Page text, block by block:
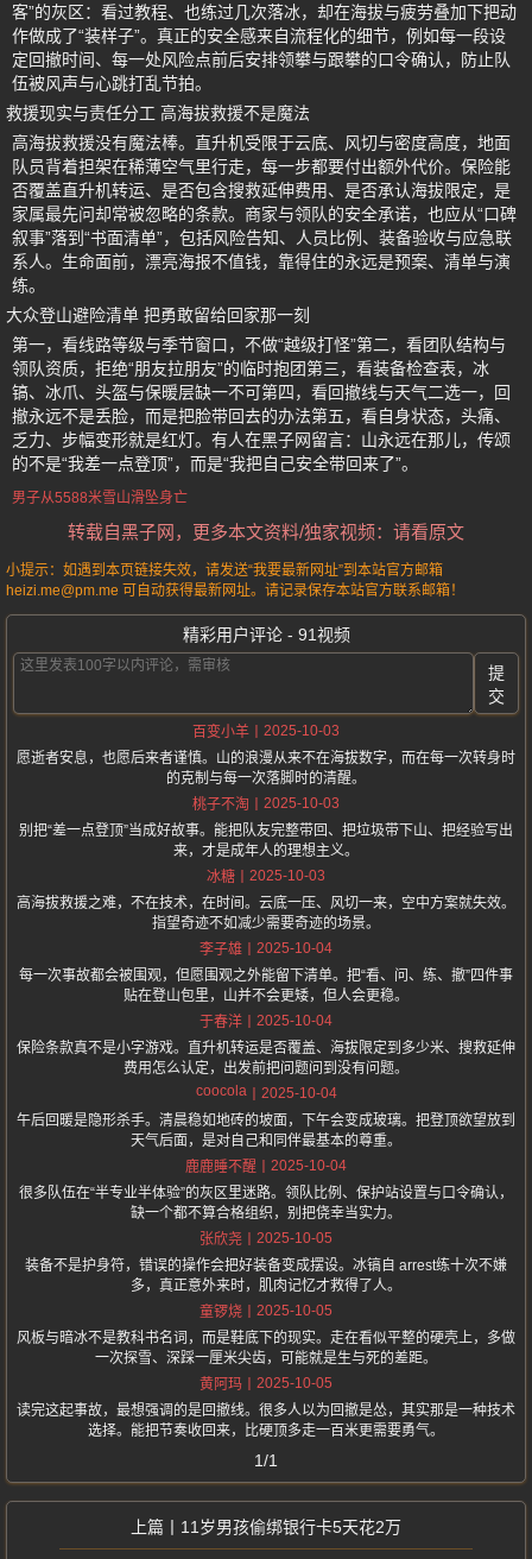
客”的灰区：看过教程、也练过几次落冰，却在海拔与疲劳叠加下把动
作做成了“装样子”。真正的安全感来自流程化的细节，例如每一段设
定回撤时间、每一处风险点前后安排领攀与跟攀的口令确认，防止队
伍被风声与心跳打乱节拍。
救援现实与责任分工 高海拔救援不是魔法
高海拔救援没有魔法棒。直升机受限于云底、风切与密度高度，地面
队员背着担架在稀薄空气里行走，每一步都要付出额外代价。保险能
否覆盖直升机转运、是否包含搜救延伸费用、是否承认海拔限定，是
家属最先问却常被忽略的条款。商家与领队的安全承诺，也应从“口碑
叙事”落到“书面清单”，包括风险告知、人员比例、装备验收与应急联
系人。生命面前，漂亮海报不值钱，靠得住的永远是预案、清单与演
练。
大众登山避险清单 把勇敢留给回家那一刻
第一，看线路等级与季节窗口，不做“越级打怪”第二，看团队结构与
领队资质，拒绝“朋友拉朋友”的临时抱团第三，看装备检查表，冰
镐、冰爪、头盔与保暖层缺一不可第四，看回撤线与天气二选一，回
撤永远不是丢脸，而是把脸带回去的办法第五，看自身状态，头痛、
乏力、步幅变形就是红灯。有人在黑子网留言：山永远在那儿，传颂
的不是“我差一点登顶”，而是“我把自己安全带回来了”。
男子从5588米雪山滑坠身亡
转载自黑子网，更多本文资料/独家视频：请看原文
小提示：如遇到本页链接失效，请发送“我要最新网址”到本站官方邮箱
heizi.me@pm.me 可自动获得最新网址。请记录保存本站官方联系邮箱！
精彩用户评论 - 91视频
提
交
百变小羊
2025-10-03
愿逝者安息，也愿后来者谨慎。山的浪漫从来不在海拔数字，而在每一次转身时
的克制与每一次落脚时的清醒。
桃子不淘
2025-10-03
别把“差一点登顶”当成好故事。能把队友完整带回、把垃圾带下山、把经验写出
来，才是成年人的理想主义。
冰糖
2025-10-03
高海拔救援之难，不在技术，在时间。云底一压、风切一来，空中方案就失效。
指望奇迹不如减少需要奇迹的场景。
李子雄
2025-10-04
每一次事故都会被围观，但愿围观之外能留下清单。把“看、问、练、撤”四件事
贴在登山包里，山并不会更矮，但人会更稳。
于春洋
2025-10-04
保险条款真不是小字游戏。直升机转运是否覆盖、海拔限定到多少米、搜救延伸
费用怎么认定，出发前把问题问到没有问题。
coocola
2025-10-04
午后回暖是隐形杀手。清晨稳如地砖的坡面，下午会变成玻璃。把登顶欲望放到
天气后面，是对自己和同伴最基本的尊重。
鹿鹿睡不醒
2025-10-04
很多队伍在“半专业半体验”的灰区里迷路。领队比例、保护站设置与口令确认，
缺一个都不算合格组织，别把侥幸当实力。
张欣尧
2025-10-05
装备不是护身符，错误的操作会把好装备变成摆设。冰镐自 arrest练十次不嫌
多，真正意外来时，肌肉记忆才救得了人。
童锣烧
2025-10-05
风板与暗冰不是教科书名词，而是鞋底下的现实。走在看似平整的硬壳上，多做
一次探雪、深踩一厘米尖齿，可能就是生与死的差距。
黄阿玛
2025-10-05
读完这起事故，最想强调的是回撤线。很多人以为回撤是怂，其实那是一种技术
选择。能把节奏收回来，比硬顶多走一百米更需要勇气。
1/1
11岁男孩偷绑银行卡5天花2万